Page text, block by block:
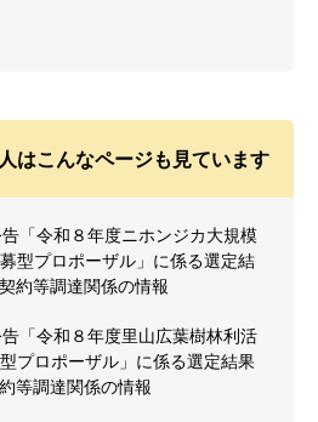
はこんなページも見ています
「令和８年度ニホンジカ大規模
型プロポーザル」に係る選定結
約等調達関係の情報
「令和８年度里山広葉樹林利活
プロポーザル」に係る選定結果
等調達関係の情報